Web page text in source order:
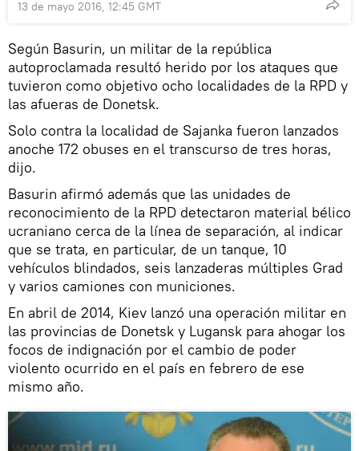
13 de mayo 2016, 12:45 GMT
Según Basurin, un militar de la república
autoproclamada resultó herido por los ataques que
tuvieron como objetivo ocho localidades de la RPD y
las afueras de Donetsk.
Solo contra la localidad de Sajanka fueron lanzados
anoche 172 obuses en el transcurso de tres horas,
dijo.
Basurin afirmó además que las unidades de
reconocimiento de la RPD detectaron material bélico
ucraniano cerca de la línea de separación, al indicar
que se trata, en particular, de un tanque, 10
vehículos blindados, seis lanzaderas múltiples Grad
y varios camiones con municiones.
En abril de 2014, Kiev lanzó una operación militar en
las provincias de Donetsk y Lugansk para ahogar los
focos de indignación por el cambio de poder
violento ocurrido en el país en febrero de ese
mismo año.